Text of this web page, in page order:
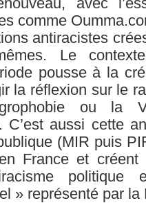
avec
comme
antiracistes
Le
pousse à la
la réflexion sur le
ou la
C’est aussi cette
(MIR puis
France et
» représenté par